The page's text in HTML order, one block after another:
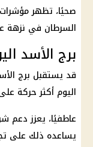
صحيًا، تظهر
السرطان في نزهة
برج الأسد
قد يستقبل برج
اليوم أكثر حركة
عاطفيًا، يعزز دعم
يساعده ذلك على